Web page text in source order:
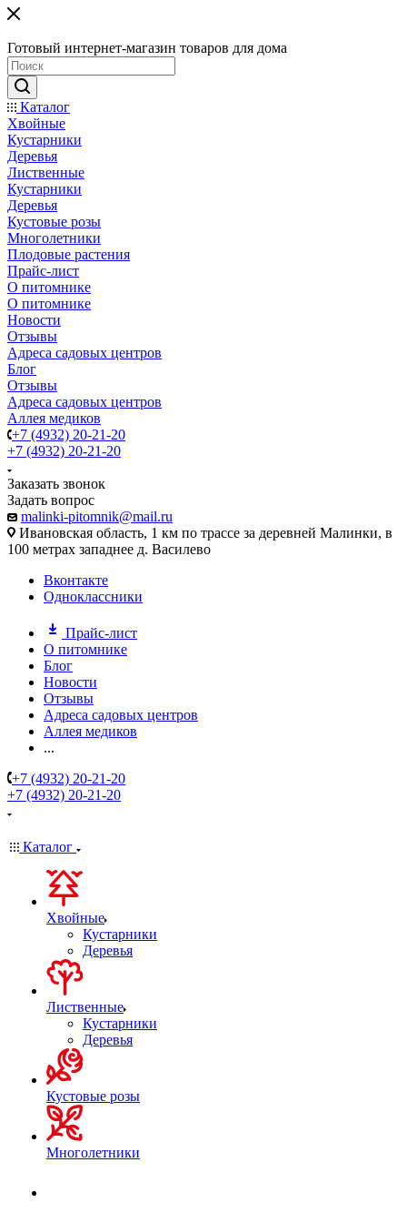
Готовый интернет-магазин товаров для дома
Каталог
Хвойные
Кустарники
Деревья
Лиственные
Кустарники
Деревья
Кустовые розы
Многолетники
Плодовые растения
Прайс-лист
О питомнике
О питомнике
Новости
Отзывы
Адреса садовых центров
Блог
Отзывы
Адреса садовых центров
Аллея медиков
+7 (4932) 20-21-20
+7 (4932) 20-21-20
Заказать звонок
Задать вопрос
malinki-pitomnik@mail.ru
Ивановская область, 1 км по трассе за деревней Малинки, в
100 метрах западнее д. Василево
Вконтакте
Одноклассники
Прайс-лист
О питомнике
Блог
Новости
Отзывы
Адреса садовых центров
Аллея медиков
...
+7 (4932) 20-21-20
+7 (4932) 20-21-20
Каталог
Хвойные
Кустарники
Деревья
Лиственные
Кустарники
Деревья
Кустовые розы
Многолетники